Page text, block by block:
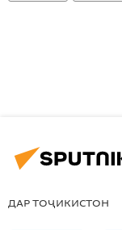
ДАР ТОҶИКИСТОН